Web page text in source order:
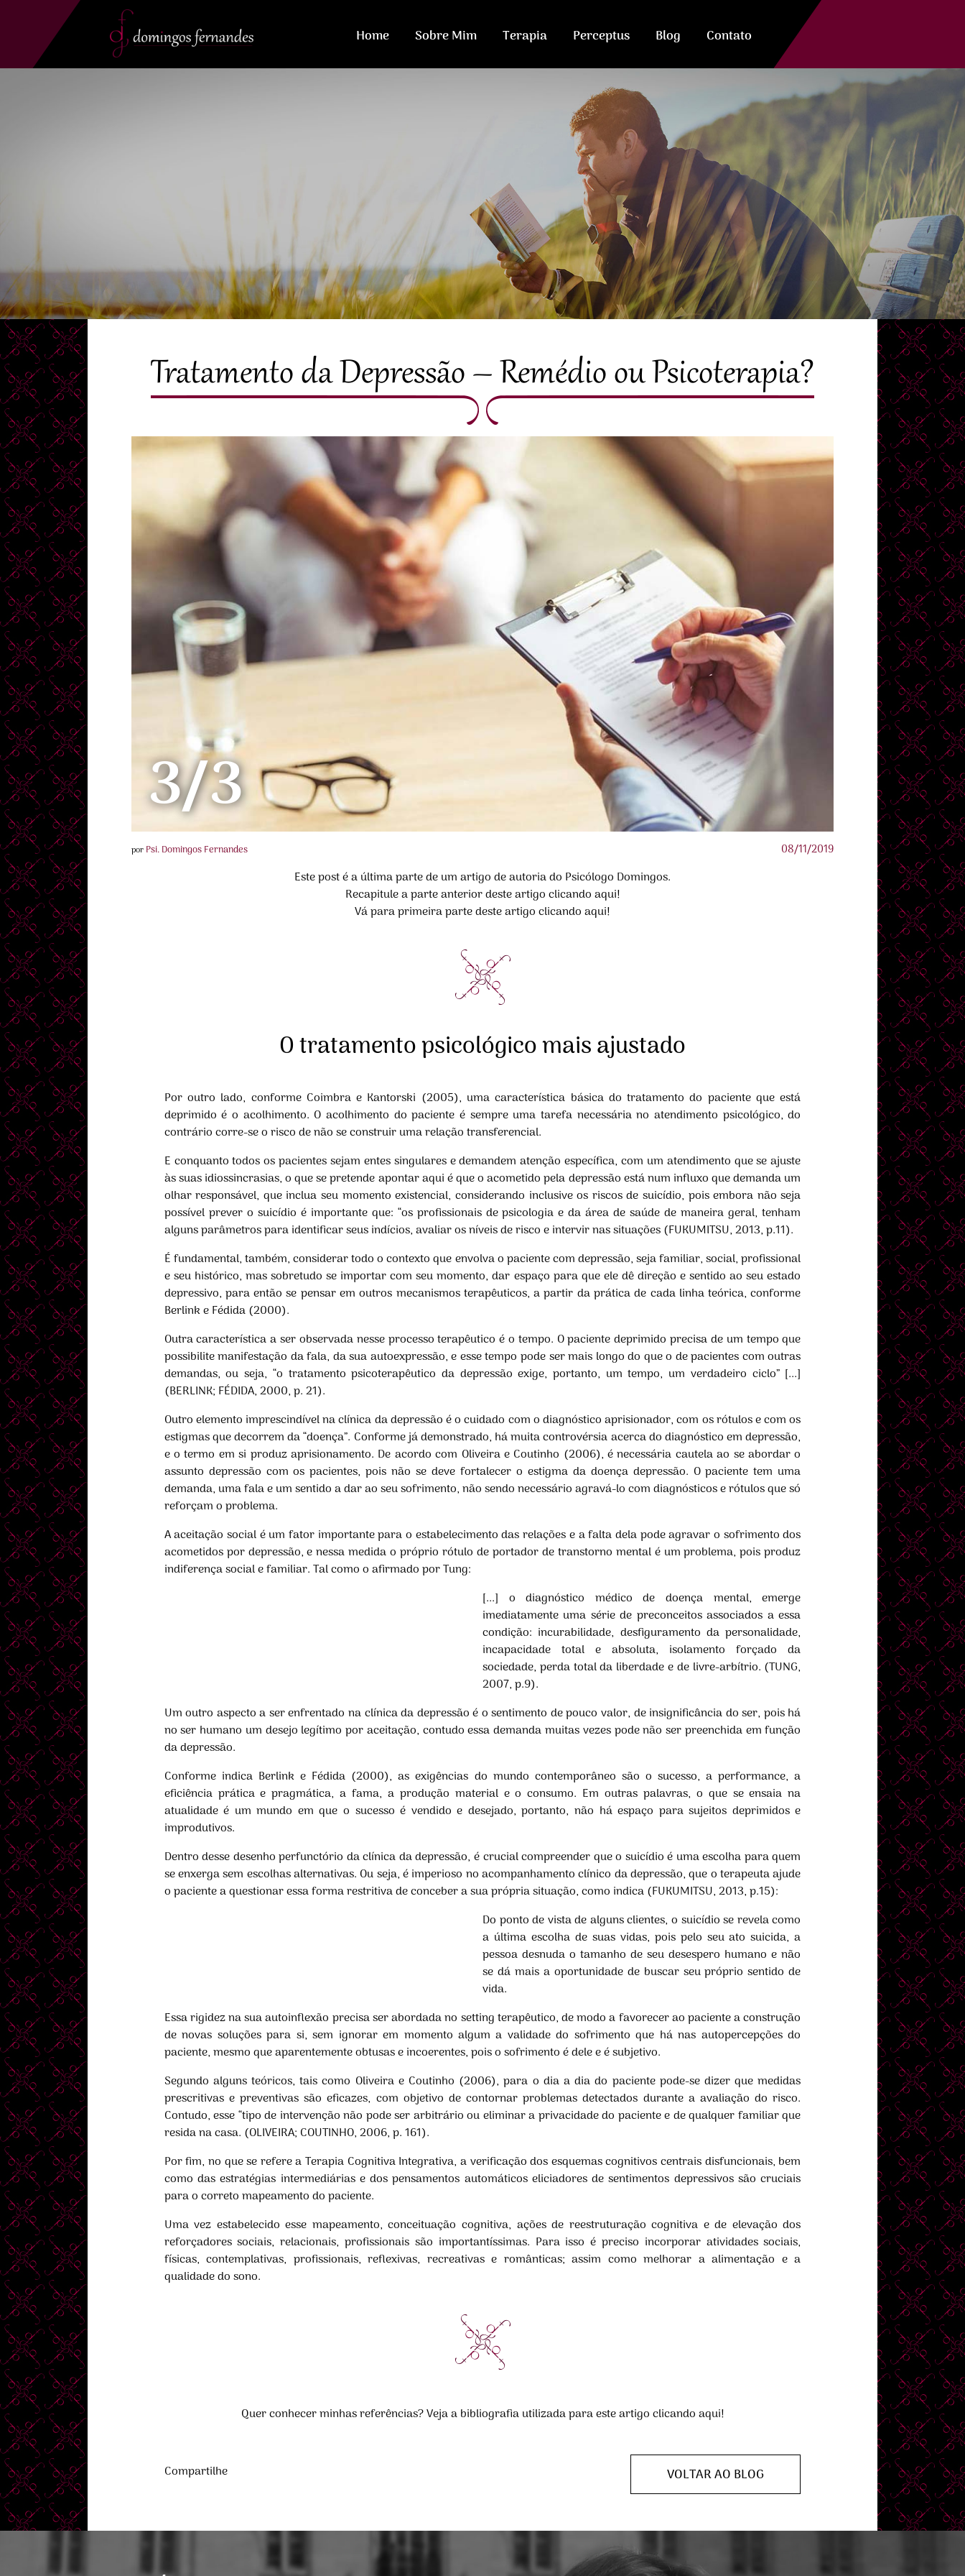
Home Sobre Mim Terapia Perceptus Blog Contato
Tratamento da Depressão – Remédio ou Psicoterapia?
3/3
por Psi. Domingos Fernandes 08/11/2019
Este post é a última parte de um artigo de autoria do Psicólogo Domingos.
Recapitule a parte anterior deste artigo clicando aqui!
Vá para primeira parte deste artigo clicando aqui!
O tratamento psicológico mais ajustado
Por outro lado, conforme Coimbra e Kantorski (2005), uma característica básica do tratamento do paciente que está
deprimido é o acolhimento. O acolhimento do paciente é sempre uma tarefa necessária no atendimento psicológico, do
contrário corre-se o risco de não se construir uma relação transferencial.
E conquanto todos os pacientes sejam entes singulares e demandem atenção específica, com um atendimento que se ajuste
às suas idiossincrasias, o que se pretende apontar aqui é que o acometido pela depressão está num influxo que demanda um
olhar responsável, que inclua seu momento existencial, considerando inclusive os riscos de suicídio, pois embora não seja
possível prever o suicídio é importante que: “os profissionais de psicologia e da área de saúde de maneira geral, tenham
alguns parâmetros para identificar seus indícios, avaliar os níveis de risco e intervir nas situações (FUKUMITSU, 2013, p.11).
É fundamental, também, considerar todo o contexto que envolva o paciente com depressão, seja familiar, social, profissional
e seu histórico, mas sobretudo se importar com seu momento, dar espaço para que ele dê direção e sentido ao seu estado
depressivo, para então se pensar em outros mecanismos terapêuticos, a partir da prática de cada linha teórica, conforme
Berlink e Fédida (2000).
Outra característica a ser observada nesse processo terapêutico é o tempo. O paciente deprimido precisa de um tempo que
possibilite manifestação da fala, da sua autoexpressão, e esse tempo pode ser mais longo do que o de pacientes com outras
demandas, ou seja, “o tratamento psicoterapêutico da depressão exige, portanto, um tempo, um verdadeiro ciclo” [...]
(BERLINK; FÉDIDA, 2000, p. 21).
Outro elemento imprescindível na clínica da depressão é o cuidado com o diagnóstico aprisionador, com os rótulos e com os
estigmas que decorrem da “doença”. Conforme já demonstrado, há muita controvérsia acerca do diagnóstico em depressão,
e o termo em si produz aprisionamento. De acordo com Oliveira e Coutinho (2006), é necessária cautela ao se abordar o
assunto depressão com os pacientes, pois não se deve fortalecer o estigma da doença depressão. O paciente tem uma
demanda, uma fala e um sentido a dar ao seu sofrimento, não sendo necessário agravá-lo com diagnósticos e rótulos que só
reforçam o problema.
A aceitação social é um fator importante para o estabelecimento das relações e a falta dela pode agravar o sofrimento dos
acometidos por depressão, e nessa medida o próprio rótulo de portador de transtorno mental é um problema, pois produz
indiferença social e familiar. Tal como o afirmado por Tung:
[...] o diagnóstico médico de doença mental, emerge
imediatamente uma série de preconceitos associados a essa
condição: incurabilidade, desfiguramento da personalidade,
incapacidade total e absoluta, isolamento forçado da
sociedade, perda total da liberdade e de livre-arbítrio. (TUNG,
2007, p.9).
Um outro aspecto a ser enfrentado na clínica da depressão é o sentimento de pouco valor, de insignificância do ser, pois há
no ser humano um desejo legítimo por aceitação, contudo essa demanda muitas vezes pode não ser preenchida em função
da depressão.
Conforme indica Berlink e Fédida (2000), as exigências do mundo contemporâneo são o sucesso, a performance, a
eficiência prática e pragmática, a fama, a produção material e o consumo. Em outras palavras, o que se ensaia na
atualidade é um mundo em que o sucesso é vendido e desejado, portanto, não há espaço para sujeitos deprimidos e
improdutivos.
Dentro desse desenho perfunctório da clínica da depressão, é crucial compreender que o suicídio é uma escolha para quem
se enxerga sem escolhas alternativas. Ou seja, é imperioso no acompanhamento clínico da depressão, que o terapeuta ajude
o paciente a questionar essa forma restritiva de conceber a sua própria situação, como indica (FUKUMITSU, 2013, p.15):
Do ponto de vista de alguns clientes, o suicídio se revela como
a última escolha de suas vidas, pois pelo seu ato suicida, a
pessoa desnuda o tamanho de seu desespero humano e não
se dá mais a oportunidade de buscar seu próprio sentido de
vida.
Essa rigidez na sua autoinflexão precisa ser abordada no setting terapêutico, de modo a favorecer ao paciente a construção
de novas soluções para si, sem ignorar em momento algum a validade do sofrimento que há nas autopercepções do
paciente, mesmo que aparentemente obtusas e incoerentes, pois o sofrimento é dele e é subjetivo.
Segundo alguns teóricos, tais como Oliveira e Coutinho (2006), para o dia a dia do paciente pode-se dizer que medidas
prescritivas e preventivas são eficazes, com objetivo de contornar problemas detectados durante a avaliação do risco.
Contudo, esse “tipo de intervenção não pode ser arbitrário ou eliminar a privacidade do paciente e de qualquer familiar que
resida na casa. (OLIVEIRA; COUTINHO, 2006, p. 161).
Por fim, no que se refere a Terapia Cognitiva Integrativa, a verificação dos esquemas cognitivos centrais disfuncionais, bem
como das estratégias intermediárias e dos pensamentos automáticos eliciadores de sentimentos depressivos são cruciais
para o correto mapeamento do paciente.
Uma vez estabelecido esse mapeamento, conceituação cognitiva, ações de reestruturação cognitiva e de elevação dos
reforçadores sociais, relacionais, profissionais são importantíssimas. Para isso é preciso incorporar atividades sociais,
físicas, contemplativas, profissionais, reflexivas, recreativas e românticas; assim como melhorar a alimentação e a
qualidade do sono.
Quer conhecer minhas referências?Veja a bibliografia utilizada para este artigo clicando aqui!
Compartilhe VOLTAR AO BLOG